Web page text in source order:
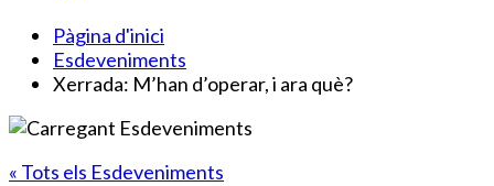
Pàgina d'inici
Esdeveniments
Xerrada: M’han d’operar, i ara què?
« Tots els Esdeveniments